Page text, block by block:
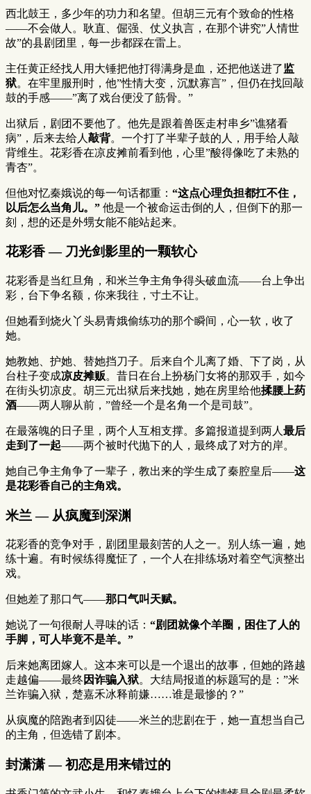
西北鼓王，多少年的功力和名望。但胡三元有个致命的性格
——不会做人。耿直、倔强、仗义执言，在那个讲究”人情世
故”的县剧团里，每一步都踩在雷上。
主任黄正经找人用大锤把他打得满身是血，还把他送进了监
狱。在牢里服刑时，他”性情大变，沉默寡言”，但仍在找回敲
鼓的手感——”离了戏台便没了筋骨。”
出狱后，剧团不要他了。他先是跟着兽医走村串乡”谯猪看
病”，后来去给人 敲背。一个打了半辈子鼓的人，用手给人敲
背维生。花彩香在凉皮摊前看到他，心里”酸得像吃了未熟的
青杏”。
但他对忆秦娥说的每一句话都重： “这点心理负担都扛不住，
以后怎么当角儿。” 他是一个被命运击倒的人，但倒下的那一
刻，想的还是外甥女能不能站起来。
花彩香 — 刀光剑影里的一颗软心
花彩香是当红旦角，和米兰争主角争得头破血流——台上争出
彩，台下争名额，你来我往，寸土不让。
但她看到烧火丫头易青娥偷练功的那个瞬间，心一软，收了
她。
她教她、护她、替她挡刀子。后来自个儿离了婚、下了岗，从
台柱子变成凉皮摊贩。昔日在台上扮杨门女将的那双手，如今
在街头切凉皮。胡三元出狱后来找她，她在房里给他揉腰上药
酒——两人聊从前，”曾经一个是名角一个是司鼓”。
在最落魄的日子里，两个人互相支撑。多篇报道提到两人 最后
走到了一起——两个被时代抛下的人，最终成了对方的岸。
她自己争主角争了一辈子，教出来的学生成了秦腔皇后——这
是花彩香自己的主角戏。
米兰 — 从疯魔到深渊
花彩香的竞争对手，剧团里最刻苦的人之一。别人练一遍，她
练十遍。有时候练得魔怔了，一个人在排练场对着空气演整出
戏。
但她差了那口气——那口气叫天赋。
她说了一句很耐人寻味的话： “剧团就像个羊圈，困住了人的
手脚，可人毕竟不是羊。”
后来她离团嫁人。这本来可以是一个退出的故事，但她的路越
走越偏——最终因诈骗入狱。大结局报道的标题写的是：”米
兰诈骗入狱，楚嘉禾冰释前嫌……谁是最惨的？”
从疯魔的陪跑者到囚徒——米兰的悲剧在于，她一直想当自己
的主角，但选错了剧本。
封潇潇 — 初恋是用来错过的